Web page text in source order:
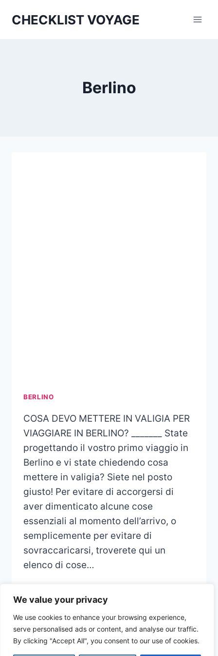
We value your privacy
We use cookies to enhance your browsing experience,
serve personalised ads or content, and analyse our traffic.
By clicking "Accept All", you consent to our use of cookies.
CHECKLIST VOYAGE
Berlino
BERLINO
COSA DEVO METTERE IN VALIGIA PER
VIAGGIARE IN BERLINO? _______ State
progettando il vostro primo viaggio in
Berlino e vi state chiedendo cosa
mettere in valigia? Siete nel posto
giusto! Per evitare di accorgersi di
aver dimenticato alcune cose
essenziali al momento dell’arrivo, o
semplicemente per evitare di
sovraccaricarsi, troverete qui un
elenco di cose…
© 2026 CHECKLIST VOYAGE - Thème